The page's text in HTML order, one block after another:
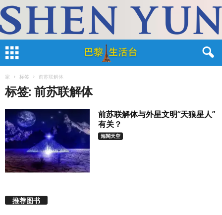
家 标签 前苏联解体
标签: 前苏联解体
前苏联解体与外星文明“天狼星人”
有关？
海闊天空
推荐图书